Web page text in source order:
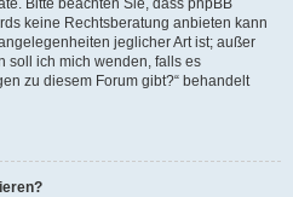
Bitte beachten Sie, dass phpBB
keine Rechtsberatung anbieten kann
jeglicher Art ist; außer
soll ich mich wenden, falls es
zu diesem Forum gibt?“ behandelt